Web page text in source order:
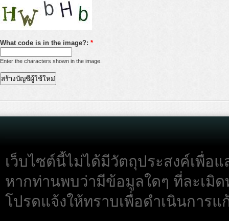
What code is in the image?: *
Enter the characters shown in the image.
เว็บไซต์นี้ไม่ได้มีวัตถุประสงค์เพื่อแ
หากท่านพบว่ามีข้อมูลใดๆ ที่ละเมิ
โปรดแจ้งให้ทราบเพื่อดำเนินการ